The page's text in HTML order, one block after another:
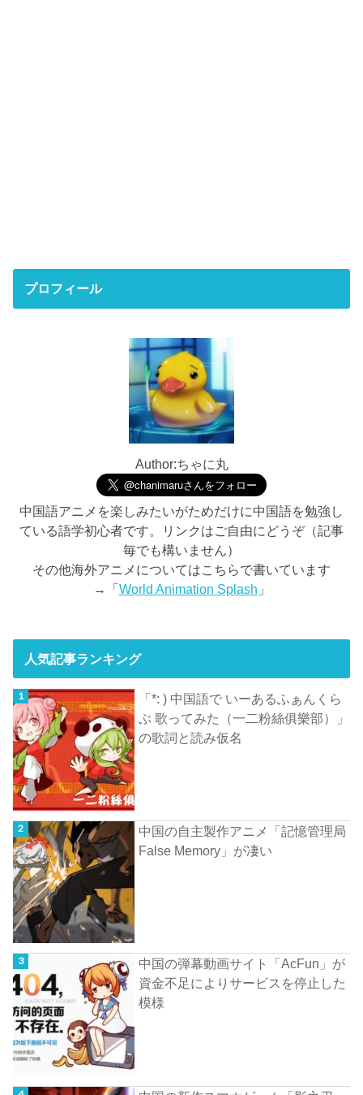
プロフィール
Author:ちゃに丸
中国語アニメを楽しみたいがためだけに中国語を勉強し
ている語学初心者です。リンクはご自由にどうぞ（記事
毎でも構いません）
その他海外アニメについてはこちらで書いています
→「World Animation Splash 」
人気記事ランキング
「*: ) 中国語で いーあるふぁんくら
ぶ 歌ってみた（一二粉絲俱樂部）」
の歌詞と読み仮名
中国の自主製作アニメ「記憶管理局
False Memory」が凄い
中国の弾幕動画サイト「AcFun」が
資金不足によりサービスを停止した
模様